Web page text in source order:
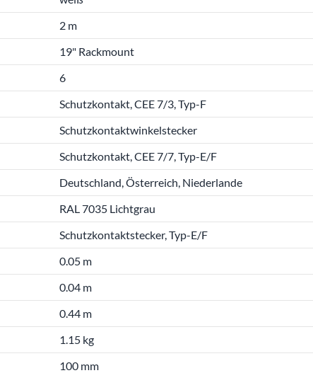
2 m
19" Rackmount
6
Schutzkontakt, CEE 7/3, Typ-F
Schutzkontaktwinkelstecker
Schutzkontakt, CEE 7/7, Typ-E/F
Deutschland, Österreich, Niederlande
RAL 7035 Lichtgrau
Schutzkontaktstecker, Typ-E/F
0.05 m
0.04 m
0.44 m
1.15 kg
100 mm